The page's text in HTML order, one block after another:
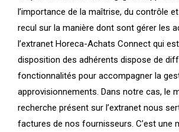
l’importance de la maîtrise, du contrôle
recul sur la manière dont sont gérer les
l’extranet Horeca-Achats Connect qui
disposition des adhérents dispose de
fonctionnalités pour accompagner la
approvisionnements. Dans notre cas, le
recherche présent sur l’extranet nous
factures de nos fournisseurs. C’est une